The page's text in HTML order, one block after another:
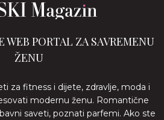
WEB PORTAL ZA SAVREMENU
ŽENU
za fitness i dijete, zdravlje, moda i
modernu ženu. Romantične
saveti, poznati parfemi. Ako ste